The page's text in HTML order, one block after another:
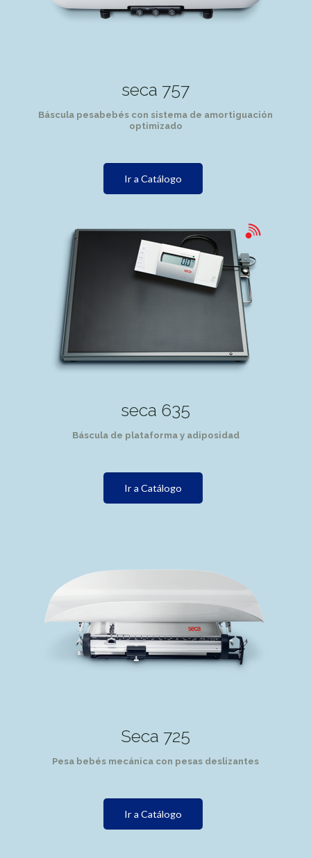
seca 757
Báscula pesabebés con sistema de amortiguación
optimizado
Ir a Catálogo
seca 635
Báscula de plataforma y adiposidad
Ir a Catálogo
Seca 725
Pesa bebés mecánica con pesas deslizantes
Ir a Catálogo